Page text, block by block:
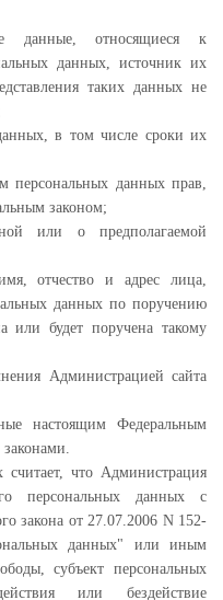
данные, относящиеся к
данных, источник их
таких данных не
в том числе сроки их
персональных данных прав,
законом;
или о предполагаемой
отчество и адрес лица,
данных по поручению
или будет поручена такому
Администрацией сайта
настоящим Федеральным
считает, что Администрация
персональных данных с
закона от 27.07.2006 N 152-
данных" или иным
субъект персональных
или бездействие